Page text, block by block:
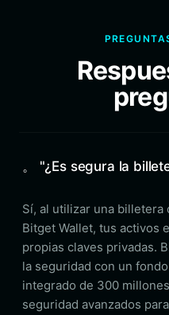
。 "¿Es segura la
Sí, al utilizar una
Bitget Wallet, tus activos
propias claves privadas.
la seguridad con un
integrado de 300
seguridad avanzados